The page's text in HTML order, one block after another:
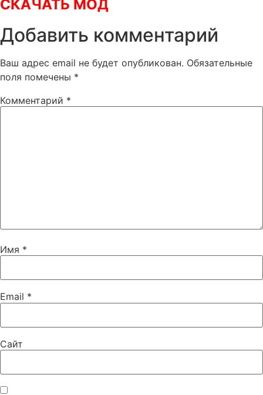
СКАЧАТЬ МОД
Добавить комментарий
Ваш адрес email не будет опубликован. Обязательные
поля помечены *
Комментарий *
Имя *
Email *
Сайт